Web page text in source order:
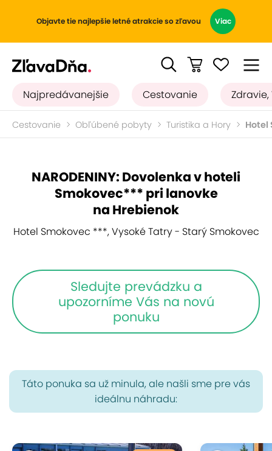
Objavte tie najlepšie letné atrakcie so zľavou Viac
Najpredávanejšie Cestovanie Zdravie,
Cestovanie Obľúbené pobyty Turistika a Hory Hotel
NARODENINY: Dovolenka v hoteli
Smokovec*** pri lanovke
na Hrebienok
Hotel Smokovec ***, Vysoké Tatry - Starý Smokovec
Sledujte prevádzku a
upozorníme Vás na novú
ponuku
Táto ponuka sa už minula, ale našli sme pre vás
ideálnu náhradu: